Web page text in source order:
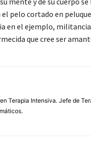
pelo cortado en
el ejemplo,
que cree ser
Terapia Intensiva. Jefe de